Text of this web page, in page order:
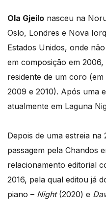
Ola Gjeilo nasceu na
Oslo, Londres e Nova
Estados Unidos, onde
em composição em
residente de um coro
2009 e 2010). Após uma
atualmente em Laguna
Depois de uma estreia na
passagem pela Chandos
relacionamento editorial
2016, pela qual editou já
piano – Night(2020) e